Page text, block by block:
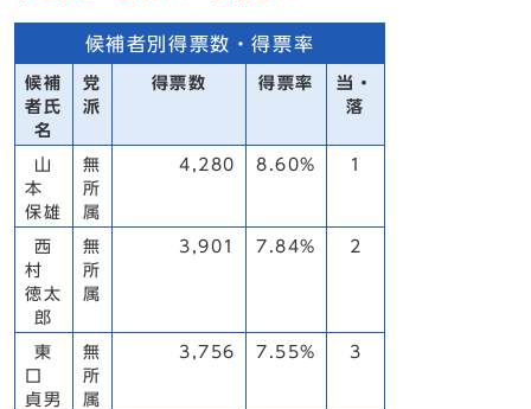
候補者別得票数・得票率
候補
者氏
名
党
派
得票数 得票率
当・
落
山
本
保雄
無
所
属
4,280 8.60% 1
西
村
徳太
郎
無
所
属
3,901 7.84% 2
東
口
貞男
無
所
属
3,756 7.55% 3